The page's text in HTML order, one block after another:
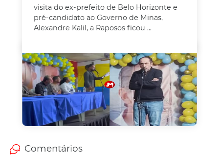
visita do ex-prefeito de Belo Horizonte e
pré-candidato ao Governo de Minas,
Alexandre Kalil, a Raposos ficou ...
Comentários